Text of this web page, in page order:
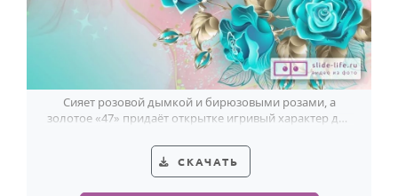
Сияет розовой дымкой и бирюзовыми розами, а
золотое «47» придаёт открытке игривый характер для
СКАЧАТЬ